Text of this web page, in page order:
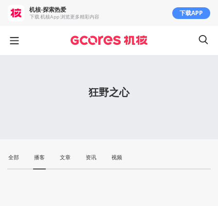
狂野之心
全部 播客 文章 资讯 视频
机核-探索热爱
下载 机核App 浏览更多精彩内容 下载APP